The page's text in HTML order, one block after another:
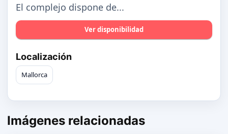
El complejo dispone de...
Ver disponibilidad
Localización
Mallorca
Imágenes relacionadas